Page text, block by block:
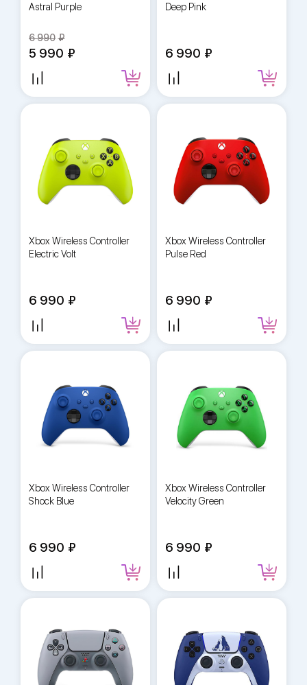
Astral Purple
6 990
5 990
Deep Pink
6 990
Xbox Wireless Controller
Electric Volt
6 990
Xbox Wireless Controller
Pulse Red
6 990
Xbox Wireless Controller
Shock Blue
6 990
Xbox Wireless Controller
Velocity Green
6 990